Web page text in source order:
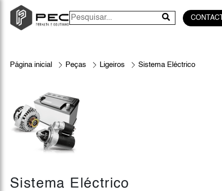
Página inicial Peças Ligeiros Sistema Eléctrico
Sistema Eléctrico